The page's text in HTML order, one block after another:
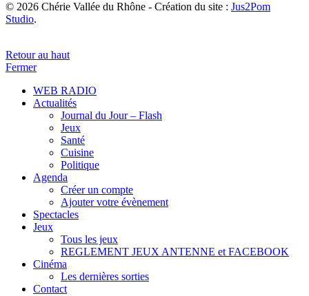
© 2026 Chérie Vallée du Rhône - Création du site : Jus2Pom
Studio.
Retour au haut
Fermer
WEB RADIO
Actualités
Journal du Jour – Flash
Jeux
Santé
Cuisine
Politique
Agenda
Créer un compte
Ajouter votre évènement
Spectacles
Jeux
Tous les jeux
REGLEMENT JEUX ANTENNE et FACEBOOK
Cinéma
Les dernières sorties
Contact